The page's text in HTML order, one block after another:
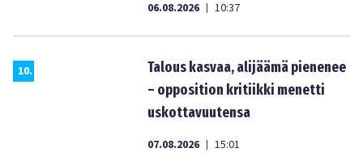
06.08.2026 | 10:37
10.
Talous kasvaa, alijäämä pienenee
– opposition kritiikki menetti
uskottavuutensa
07.08.2026 | 15:01